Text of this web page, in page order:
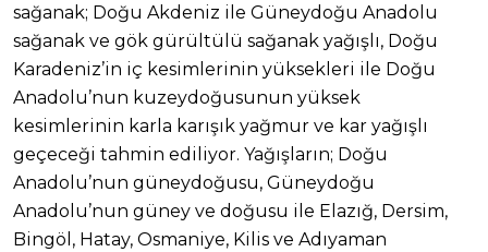
sağanak; Doğu Akdeniz ile Güneydoğu Anadolu
sağanak ve gök gürültülü sağanak yağışlı, Doğu
Karadeniz’in iç kesimlerinin yüksekleri ile Doğu
Anadolu’nun kuzeydoğusunun yüksek
kesimlerinin karla karışık yağmur ve kar yağışlı
geçeceği tahmin ediliyor. Yağışların; Doğu
Anadolu’nun güneydoğusu, Güneydoğu
Anadolu’nun güney ve doğusu ile Elazığ, Dersim,
Bingöl, Hatay, Osmaniye, Kilis ve Adıyaman